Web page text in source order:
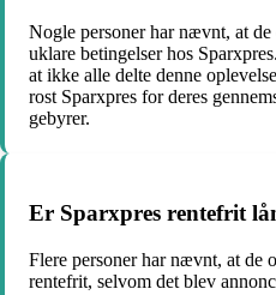
Nogle personer har nævnt, at
uklare betingelser hos
at ikke alle delte denne
rost Sparxpres for deres
gebyrer.
Er Sparxpres rentefrit
Flere personer har nævnt, at de
rentefrit, selvom det blev